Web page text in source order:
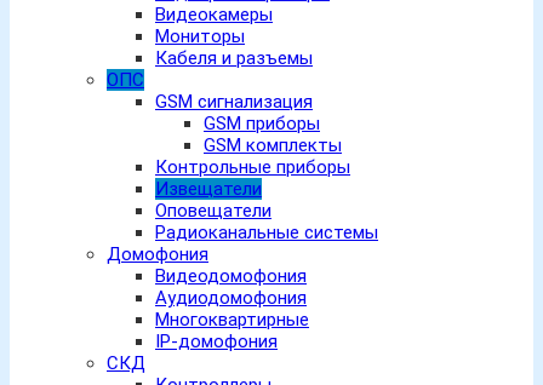
Видеокамеры
Мониторы
Кабеля и разъемы
ОПС
GSM сигнализация
GSM приборы
GSM комплекты
Контрольные приборы
Извещатели
Оповещатели
Радиоканальные системы
Домофония
Видеодомофония
Аудиодомофония
Многоквартирные
IP-домофония
СКД